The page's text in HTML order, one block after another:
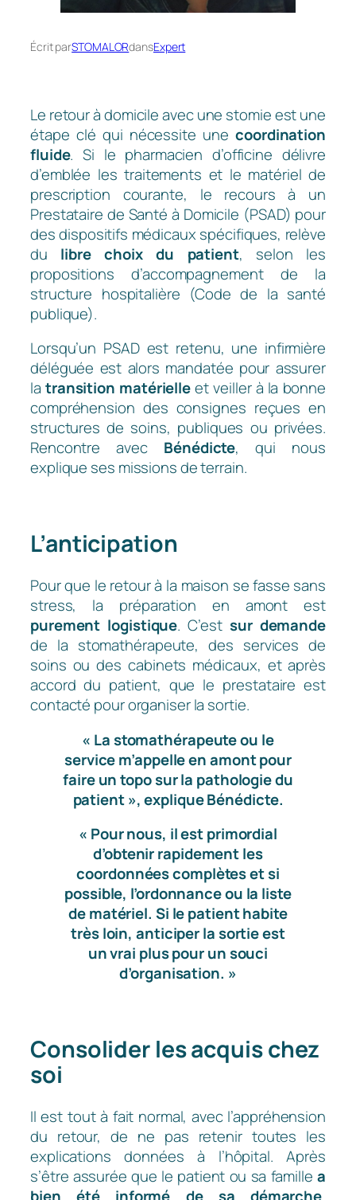
Écrit parSTOMALORdansExpert
Le retour à domicile avec une stomie est une
étape clé qui nécessite unecoordination
fluide. Si le pharmacien d’officine délivre
d’emblée les traitements et le matériel de
prescription courante, le recours à un
Prestataire de Santé à Domicile (PSAD) pour
des dispositifs médicaux spécifiques, relève
du libre choix du patient, selon les
propositions d’accompagnement de la
structure hospitalière (Code de la santé
publique).
Lorsqu’un PSAD est retenu, une infirmière
déléguée est alors mandatée pour assurer
la transition matérielleet veiller à la bonne
compréhension des consignes reçues en
structures de soins, publiques ou privées.
Rencontre avec Bénédicte, qui nous
explique ses missions de terrain.
L’anticipation
Pour que le retour à la maison se fasse sans
stress, la préparation en amont est
purement logistique. C’est sur demande
de la stomathérapeute, des services de
soins ou des cabinets médicaux, et après
accord du patient, que le prestataire est
contacté pour organiser la sortie.
« La stomathérapeute ou le
service m’appelle en amont pour
faire un topo sur la pathologie du
patient », explique Bénédicte.
« Pour nous, il est primordial
d’obtenir rapidement les
coordonnées complètes et si
possible, l’ordonnance ou la liste
de matériel. Si le patient habite
très loin, anticiper la sortie est
un vrai plus pour un souci
d’organisation. »
Consolider les acquis chez
soi
Il est tout à fait normal, avec l’appréhension
du retour, de ne pas retenir toutes les
explications données à l’hôpital. Après
s’être assurée que le patient ou sa famillea